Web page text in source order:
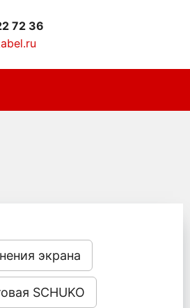
72 36
экрана
SCHUKO